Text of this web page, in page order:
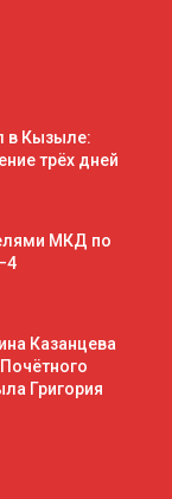
в Кызыле:
трёх дней
МКД по
Казанцева
Григория